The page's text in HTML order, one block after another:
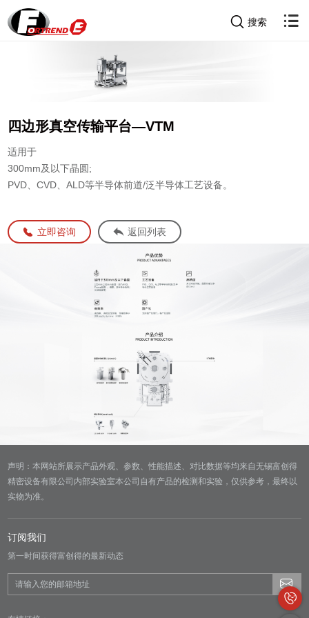
搜索
四边形真空传输平台—VTM
适用于
300mm及以下晶圆;
PVD、CVD、ALD等半导体前道/泛半导体工艺设备。
立即咨询 返回列表
声明：本网站所展示产品外观、参数、性能描述、对比数据等均来自无锡富创得
精密设备有限公司内部实验室本公司自有产品的检测和实验，仅供参考，最终以
实物为准。
订阅我们
第一时间获得富创得的最新动态